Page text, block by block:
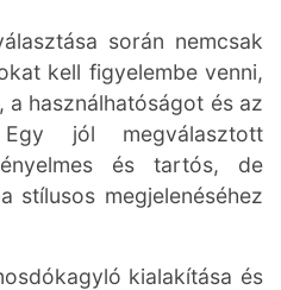
során nemcsak
kell figyelembe venni,
a használhatóságot és az
jól megválasztott
és tartós, de
stílusos megjelenéséhez
kialakítása és